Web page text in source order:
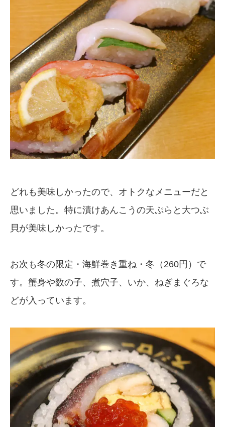
どれも美味しかったので、オトクなメニューだと
思いました。特に漬けあんこうの天ぷらと大つぶ
貝が美味しかったです。
お次も冬の限定・海鮮巻き重ね・冬（260円）で
す。蟹身や数の子、煮穴子、いか、ねぎまぐろな
どが入っています。